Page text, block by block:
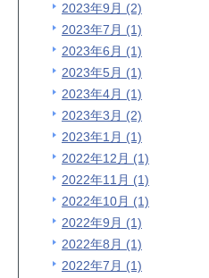
2023年9月 (2)
2023年7月 (1)
2023年6月 (1)
2023年5月 (1)
2023年4月 (1)
2023年3月 (2)
2023年1月 (1)
2022年12月 (1)
2022年11月 (1)
2022年10月 (1)
2022年9月 (1)
2022年8月 (1)
2022年7月 (1)